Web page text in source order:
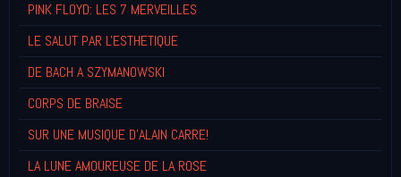
PINK FLOYD: LES 7 MERVEILLES
LE SALUT PAR L'ESTHETIQUE
DE BACH A SZYMANOWSKI
CORPS DE BRAISE
SUR UNE MUSIQUE D'ALAIN CARRE!
LA LUNE AMOUREUSE DE LA ROSE